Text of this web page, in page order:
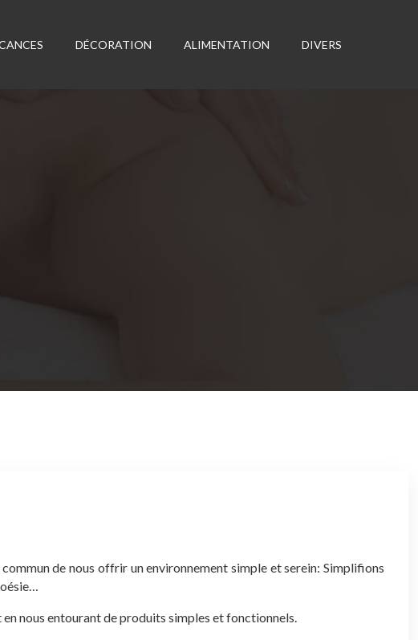
DÉCORATION ALIMENTATION DIVERS
de nous offrir un environnement simple et serein: Simplifions
nous entourant de produits simples et fonctionnels.